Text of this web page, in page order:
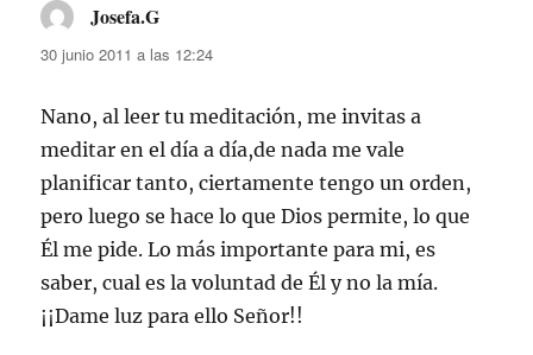
Josefa.G
30 junio 2011 a las 12:24
Nano, al leer tu meditación, me invitas a
meditar en el día a día,de nada me vale
planificar tanto, ciertamente tengo un orden,
pero luego se hace lo que Dios permite, lo que
Él me pide. Lo más importante para mi, es
saber, cual es la voluntad de Él y no la mía.
¡¡Dame luz para ello Señor!!